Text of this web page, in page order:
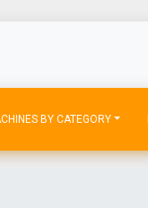
BY CATEGORY